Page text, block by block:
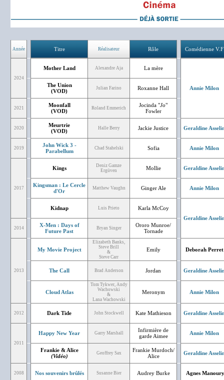
Année Titre Réalisateur Rôle Comédienne V.F
2024
Mother Land Alexandre Aja La mère
Annie Milon
The Union
(VOD)
Julian Farino Roxanne Hall
2021
Moonfall
(VOD)
Roland Emmerich Jocinda "Jo"
Fowler
2020
Meurtrie
(VOD)
Halle Berry Jackie Justice Geraldine
2019
John Wick 3 -
Parabellum
Chad Stahelski Sofia Annie Milon
2017
Kings
Deniz Gamze
Ergüven
Mollie Geraldine
Kingsman : Le Cercle
d'Or
Matthew Vaughn Ginger Ale Annie Milon
Kidnap Luis Prieto
Karla McCoy
Geraldine
2014
X-Men : Days of
Future Past
Bryan Singer
Ororo Munroe/
Tornade
2013
My Movie Project
Elizabeth Banks,
Steve Brill
&
Steve Carr
Emily Deborah Perret
The Call Brad Anderson Jordan Geraldine
Cloud Atlas
Tom Tykwer, Andy
Wachowski
&
Lana Wachowski
Meronym Annie Milon
2012 Dark Tide John Stockwell Kate Mathieson Geraldine
2011
Happy New Year Garry Marshall
Infirmière de
garde Aimee
Annie Milon
Frankie & Alice
(Vidéo)
Geoffrey Sax
Frankie Murdoch/
Alice
Geraldine
2008 Nos souvenirs brûlés Susanne Bier Audrey Burke Agnes Manoury